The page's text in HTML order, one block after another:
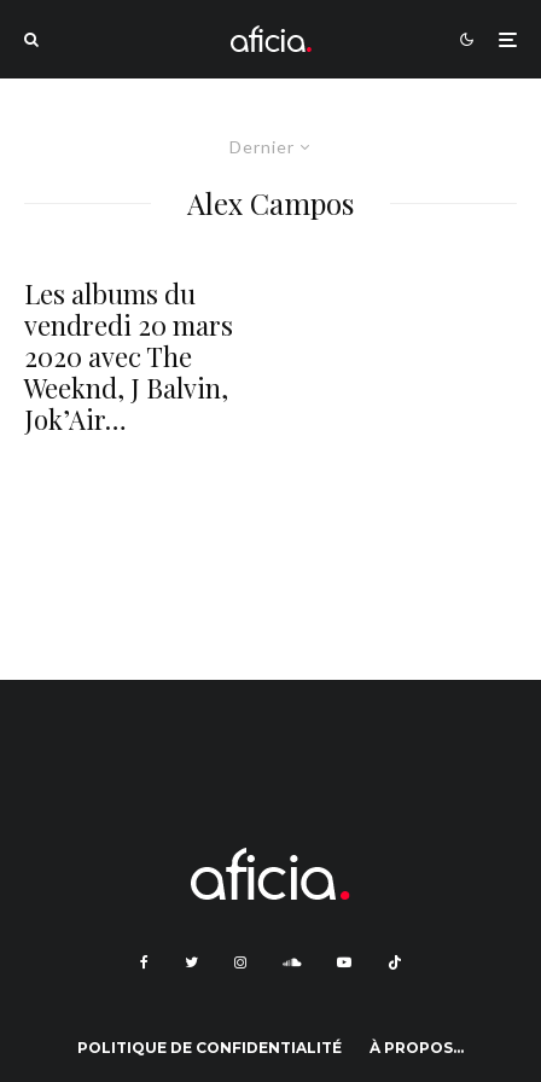
Dernier
Alex Campos
Les albums du
vendredi 20 mars
2020 avec The
Weeknd, J Balvin,
Jok’Air…
POLITIQUE DE CONFIDENTIALITÉ À PROPOS…